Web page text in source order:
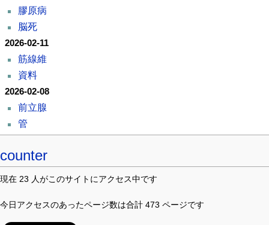
膠原病
脳死
2026-02-11
筋線維
資料
2026-02-08
前立腺
管
counter
現在 23 人がこのサイトにアクセス中です
今日アクセスのあったページ数は合計 473 ページです